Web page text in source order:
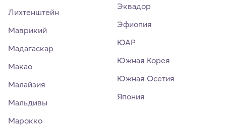
Лихтенштейн
Маврикий
Мадагаскар
Макао
Малайзия
Мальдивы
Марокко
Эквадор
Эфиопия
ЮАР
Южная Корея
Южная Осетия
Япония